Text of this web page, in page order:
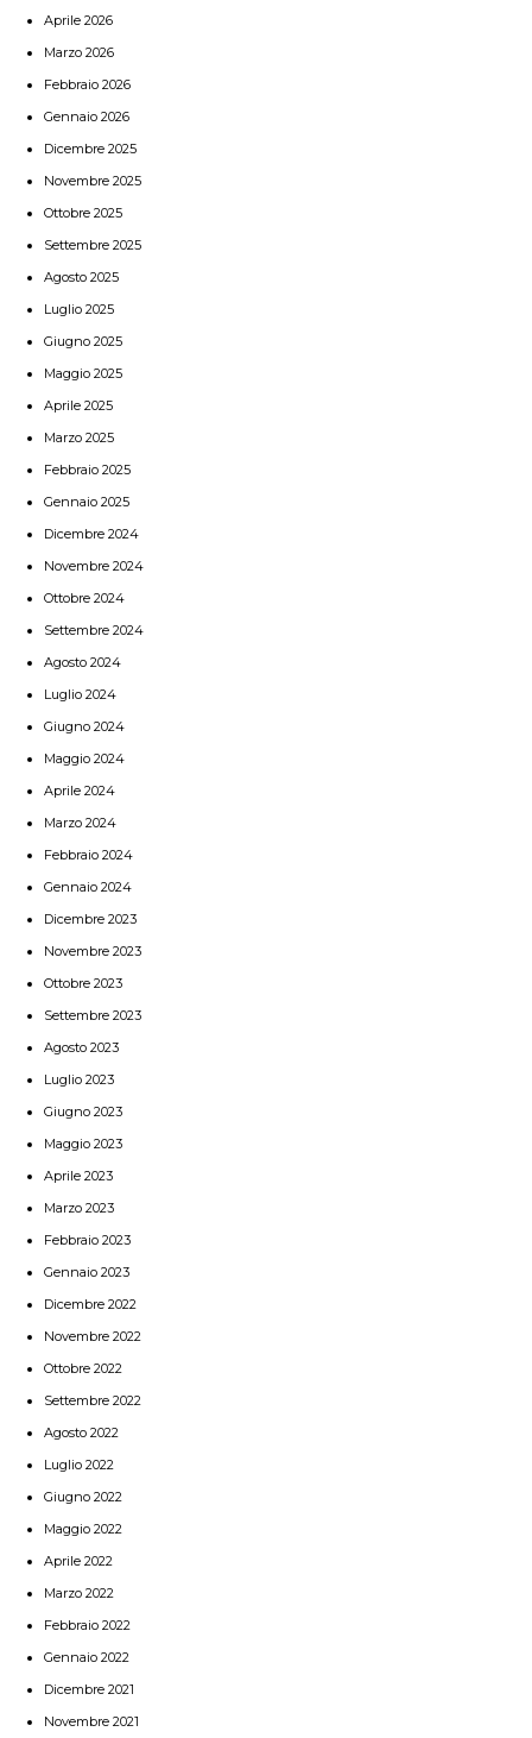
Aprile 2026
Marzo 2026
Febbraio 2026
Gennaio 2026
Dicembre 2025
Novembre 2025
Ottobre 2025
Settembre 2025
Agosto 2025
Luglio 2025
Giugno 2025
Maggio 2025
Aprile 2025
Marzo 2025
Febbraio 2025
Gennaio 2025
Dicembre 2024
Novembre 2024
Ottobre 2024
Settembre 2024
Agosto 2024
Luglio 2024
Giugno 2024
Maggio 2024
Aprile 2024
Marzo 2024
Febbraio 2024
Gennaio 2024
Dicembre 2023
Novembre 2023
Ottobre 2023
Settembre 2023
Agosto 2023
Luglio 2023
Giugno 2023
Maggio 2023
Aprile 2023
Marzo 2023
Febbraio 2023
Gennaio 2023
Dicembre 2022
Novembre 2022
Ottobre 2022
Settembre 2022
Agosto 2022
Luglio 2022
Giugno 2022
Maggio 2022
Aprile 2022
Marzo 2022
Febbraio 2022
Gennaio 2022
Dicembre 2021
Novembre 2021